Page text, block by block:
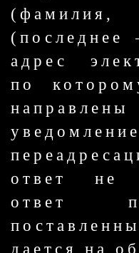
(фамилия,
(последнее
адрес
по
ответ не
ответ
дается на